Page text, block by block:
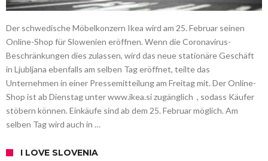
Der schwedische Möbelkonzern Ikea wird am 25. Februar seinen
Online-Shop für Slowenien eröffnen. Wenn die Coronavirus-
Beschränkungen dies zulassen, wird das neue stationäre Geschäft
in Ljubljana ebenfalls am selben Tag eröffnet, teilte das
Unternehmen in einer Pressemitteilung am Freitag mit. Der Online-
Shop ist ab Dienstag unter www.ikea.si zugänglich , sodass Käufer
stöbern können. Einkäufe sind ab dem 25. Februar möglich. Am
selben Tag wird auch in …
I LOVE SLOVENIA